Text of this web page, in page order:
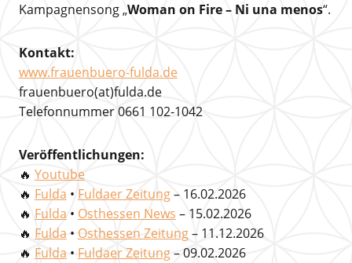
Kampagnensong „Woman on Fire – Ni una menos“.
Kontakt:
www.frauenbuero-fulda.de
frauenbuero(at)fulda.de
Telefonnummer 0661 102-1042
Veröffentlichungen:
🔥 Youtube
🔥 Fulda • Fuldaer Zeitung– 16.02.2026
🔥 Fulda • Osthessen News – 15.02.2026
🔥 Fulda • Osthessen Zeitung– 11.12.2026
🔥 Fulda • Fuldaer Zeitung– 09.02.2026